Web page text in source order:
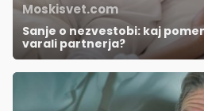
Moskisvet.com
Sanje o nezvestobi: kaj
varali partnerja?